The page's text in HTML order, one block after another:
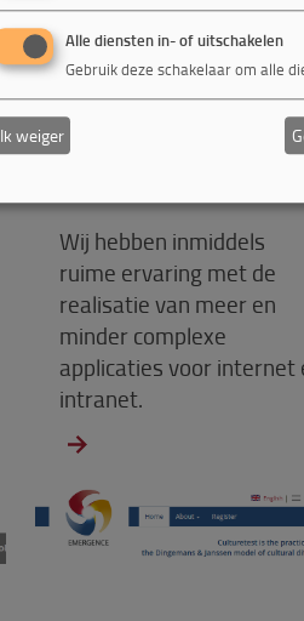
Wij hebben inmiddels
ruime ervaring met de
realisatie van meer en
minder complexe
applicaties voor internet
intranet.
Alle diensten in- of uitschakelen
Gebruik deze schakelaar om alle
Ik weiger